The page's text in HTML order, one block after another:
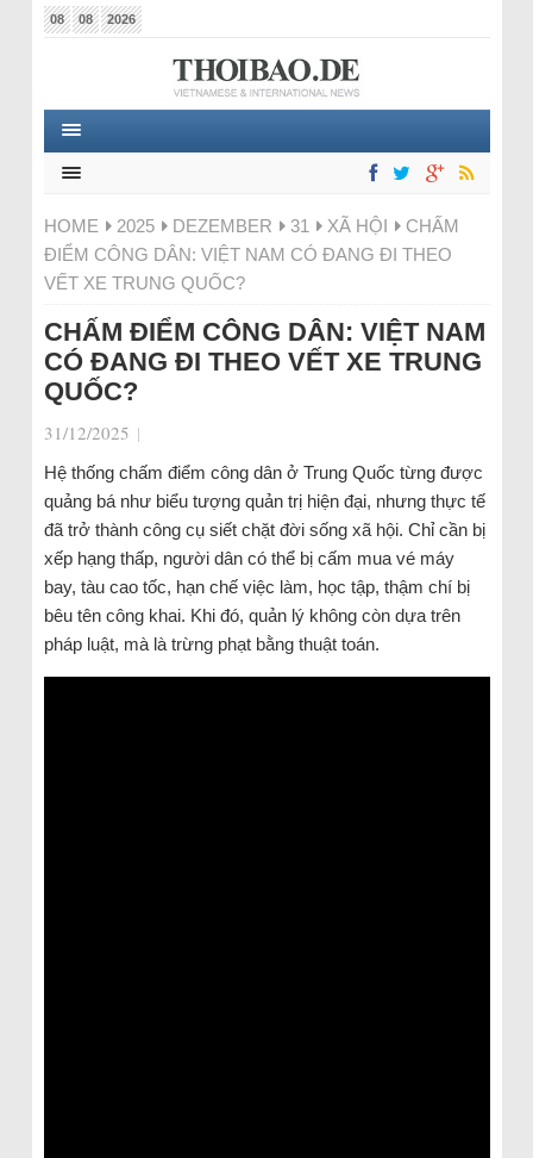
08 08 2026
HOME 2025 DEZEMBER 31 XÃ HỘI
CHẤM
ĐIỂM CÔNG DÂN: VIỆT NAM CÓ ĐANG ĐI THEO
VẾT XE TRUNG QUỐC?
CHẤM ĐIỂM CÔNG DÂN: VIỆT NAM
CÓ ĐANG ĐI THEO VẾT XE TRUNG
QUỐC?
31/12/2025 |
Hệ thống chấm điểm công dân ở Trung Quốc từng được
quảng bá như biểu tượng quản trị hiện đại, nhưng thực tế
đã trở thành công cụ siết chặt đời sống xã hội. Chỉ cần bị
xếp hạng thấp, người dân có thể bị cấm mua vé máy
bay, tàu cao tốc, hạn chế việc làm, học tập, thậm chí bị
bêu tên công khai. Khi đó, quản lý không còn dựa trên
pháp luật, mà là trừng phạt bằng thuật toán.